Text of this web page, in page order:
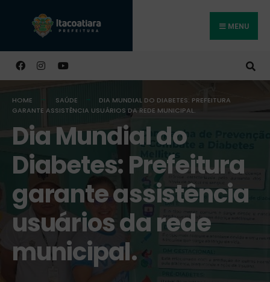
MENU
HOME SAÚDE
DIA MUNDIAL DO DIABETES: PREFEITURA
GARANTE ASSISTÊNCIA USUÁRIOS DA REDE MUNICIPAL.
Dia Mundial do
Diabetes: Prefeitura
garante assistência
usuários da rede
municipal.
Buscar